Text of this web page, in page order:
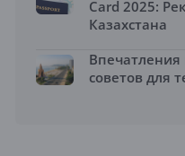
Card 2025:
Казахстана
Впечатления
советов для